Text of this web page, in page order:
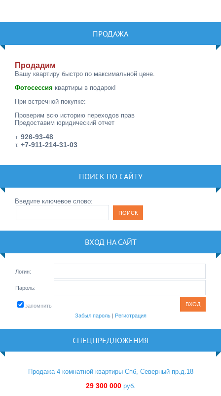
ПРОДАЖА
Продадим
Вашу квартиру быстро по максимальной цене.
Фотосессия квартиры в подарок!
При встречной покупке:
Проверим всю историю переходов прав
Предоставим юридический отчет
т. 926-93-48
т. +7-911-214-31-03
ПОИСК ПО САЙТУ
Введите ключевое слово:
ВХОД НА САЙТ
Логин:
Пароль:
запомнить
Забыл пароль| Регистрация
СПЕЦПРЕДЛОЖЕНИЯ
Продажа 4 комнатной квартиры Спб, Северный пр.д.18
29 300 000руб.